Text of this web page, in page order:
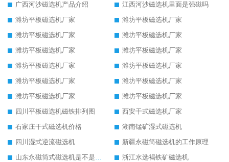
广西河沙磁选机产品介绍
江西河沙磁选机里面是强磁吗
潍坊平板磁选机厂家
潍坊平板磁选机厂家
潍坊平板磁选机厂家
潍坊平板磁选机厂家
潍坊平板磁选机厂家
潍坊平板磁选机厂家
潍坊平板磁选机厂家
潍坊平板磁选机厂家
潍坊平板磁选机厂家
潍坊平板磁选机厂家
潍坊平板磁选机厂家
潍坊平板磁选机厂家
四川平板磁选机磁铁排列图
西安干式磁选机厂家
石家庄干式磁选机价格
湖南锰矿湿式磁选机
四川湿式逆流磁选机
新疆永磁筒磁选机的工作原理
山东永磁筒式磁选机是不是强磁
浙江水选褐铁矿磁选机